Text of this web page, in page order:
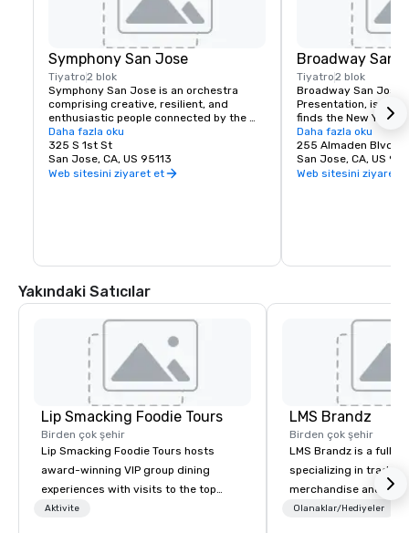
Symphony San Jose
Tiyatro2 blok
Symphony San Jose is an orchestra
comprising creative, resilient, and
enthusiastic people connected by the
love of music. It is proud to call San Jose
home and embrace the innovative and
diverse culture of our community by
reflecting this same spirit in its
Daha fazla oku
325 S 1st St
San Jose, CA, US 95113
Web sitesini ziyaret et
Broadway San
Tiyatro2 blok
Broadway San Jose,
Presentation, is
finds the New York
experience. Whether
visiting San Jose,
has the shows you
Daha fazla oku
255 Almaden Blvd
San Jose, CA, US
Web sitesini ziyaret
Yakındaki Satıcılar
Lip Smacking Foodie Tours
Birden çok şehir
Lip Smacking Foodie Tours hosts
award-winning VIP group dining
experiences with visits to the top
restaurants throughout the United
Aktivite
LMS Brandz
Birden çok şehir
LMS Brandz is a full-
specializing in trade
merchandise and
booth giveaways and
Olanaklar/Hediyeler